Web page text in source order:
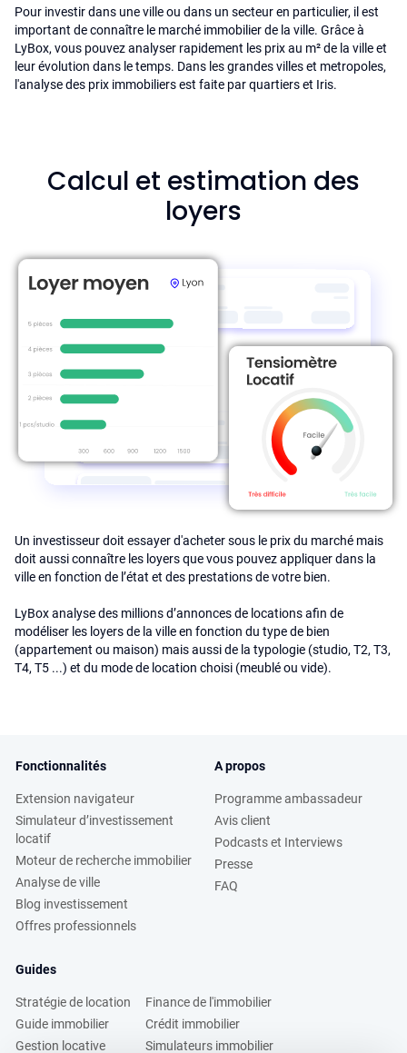
Pour investir dans une ville ou dans un secteur en particulier, il est
important de connaître le marché immobilier de la ville. Grâce à
LyBox, vous pouvez analyser rapidement les prix au m² de la ville et
leur évolution dans le temps. Dans les grandes villes et metropoles,
l'analyse des prix immobiliers est faite par quartiers et Iris.
Calcul et estimation des
loyers
Un investisseur doit essayer d'acheter sous le prix du marché mais
doit aussi connaître les loyers que vous pouvez appliquer dans la
ville en fonction de l’état et des prestations de votre bien.
LyBox analyse des millions d’annonces de locations afin de
modéliser les loyers de la ville en fonction du type de bien
(appartement ou maison) mais aussi de la typologie (studio, T2, T3,
T4, T5 ...) et du mode de location choisi (meublé ou vide).
Fonctionnalités
Extension navigateur
Simulateur d’investissement
locatif
Moteur de recherche immobilier
Analyse de ville
Blog investissement
Offres professionnels
A propos
Programme ambassadeur
Avis client
Podcasts et Interviews
Presse
FAQ
Guides
Stratégie de location
Guide immobilier
Gestion locative
Finance de l'immobilier
Crédit immobilier
Simulateurs immobilier